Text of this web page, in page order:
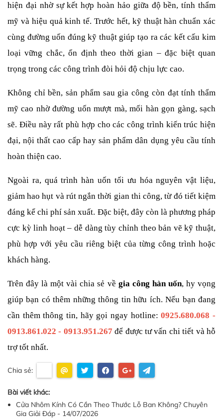
hiện đại nhờ sự kết hợp hoàn hảo giữa độ bền, tính thẩm
mỹ và hiệu quả kinh tế. Trước hết, kỹ thuật hàn chuẩn xác
cùng đường uốn đúng kỹ thuật giúp tạo ra các kết cấu kim
loại vững chắc, ổn định theo thời gian – đặc biệt quan
trọng trong các công trình đòi hỏi độ chịu lực cao.
Không chỉ bền, sản phẩm sau gia công còn đạt tính thẩm
mỹ cao nhờ đường uốn mượt mà, mối hàn gọn gàng, sạch
sẽ. Điều này rất phù hợp cho các công trình kiến trúc hiện
đại, nội thất cao cấp hay sản phẩm dân dụng yêu cầu tính
hoàn thiện cao.
Ngoài ra, quá trình hàn uốn tối ưu hóa nguyên vật liệu,
giảm hao hụt và rút ngắn thời gian thi công, từ đó tiết kiệm
đáng kể chi phí sản xuất. Đặc biệt, đây còn là phương pháp
cực kỳ linh hoạt – dễ dàng tùy chỉnh theo bản vẽ kỹ thuật,
phù hợp với yêu cầu riêng biệt của từng công trình hoặc
khách hàng.
Trên đây là một vài chia sẻ về gia công hàn uốn, hy vọng
giúp bạn có thêm những thông tin hữu ích. Nếu bạn đang
cần thêm thông tin, hãy gọi ngay hotline: 0925.680.068 -
0913.861.022 - 0913.951.267 để được tư vấn chi tiết và hỗ
trợ tốt nhất.
Chia sẻ:
Bài viết khác:
Cửa Nhôm Kính Có Cần Theo Thước Lỗ Ban Không? Chuyên
Gia Giải Đáp - 14/07/2026